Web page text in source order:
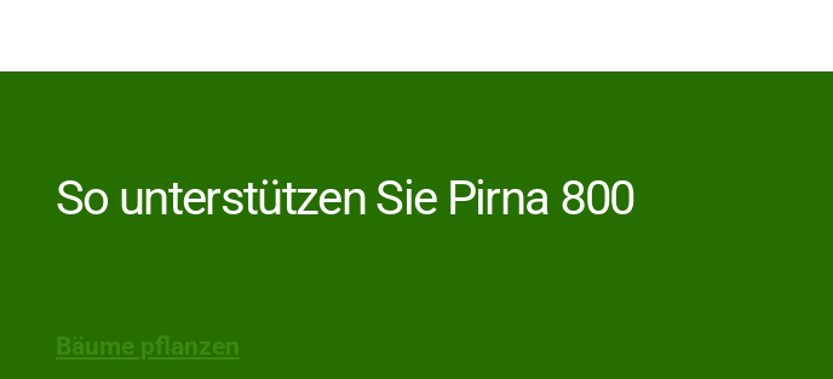
So unterstützen Sie Pirna 800
Bäume pflanzen